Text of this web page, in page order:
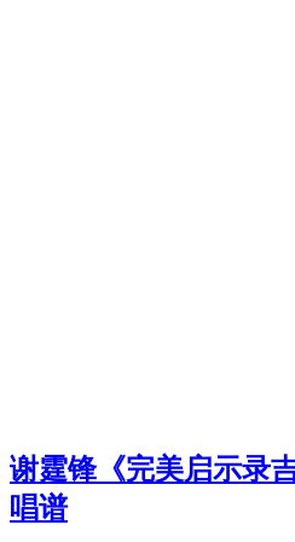
谢霆锋《完美启示录
唱谱